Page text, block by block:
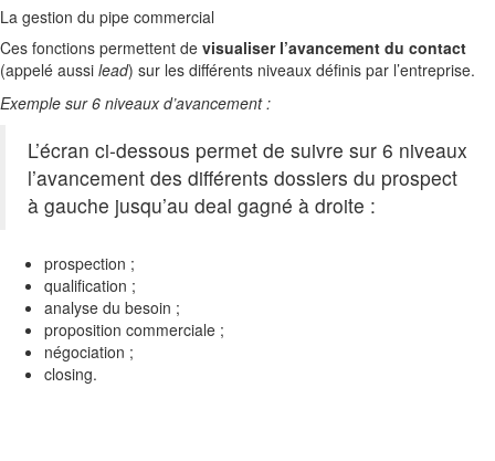
La gestion du pipe commercial
Ces fonctions permettent de visualiser l’avancement du contact
(appelé aussi lead) sur les différents niveaux définis par l’entreprise.
Exemple sur 6 niveaux d’avancement :
L’écran ci-dessous permet de suivre sur 6 niveaux
l’avancement des différents dossiers du prospect
à gauche jusqu’au deal gagné à droite :
prospection ;
qualification ;
analyse du besoin ;
proposition commerciale ;
négociation ;
closing.